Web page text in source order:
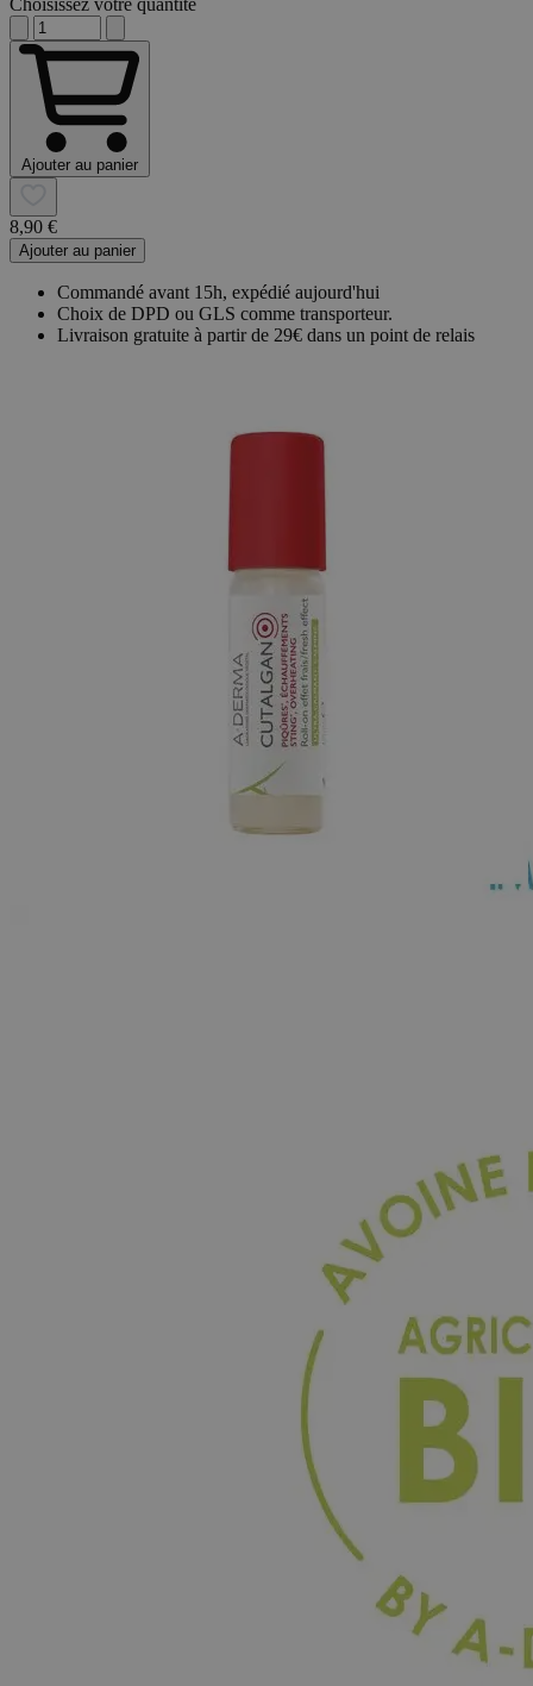
Choisissez votre quantité
Ajouter au panier
8,90 €
Ajouter au panier
Commandé avant 15h, expédié aujourd'hui
Choix de DPD ou GLS comme transporteur.
Livraison gratuite à partir de 29€ dans un point de relais